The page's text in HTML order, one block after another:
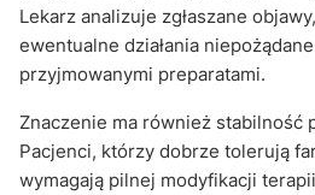
Lekarz analizuje zgłaszane
ewentualne działania
przyjmowanymi preparatami.
Znaczenie ma również stabilność
Pacjenci, którzy dobrze tolerują
wymagają pilnej modyfikacji